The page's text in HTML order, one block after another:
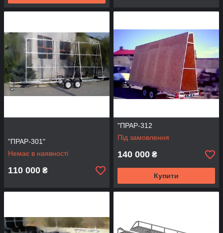
"ПРАР-301"
Немає в наявності
110 000 ₴
"ПРАР-312
Під замовлення
140 000 ₴
Купити